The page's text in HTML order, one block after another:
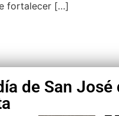
fortalecer […]
de San José